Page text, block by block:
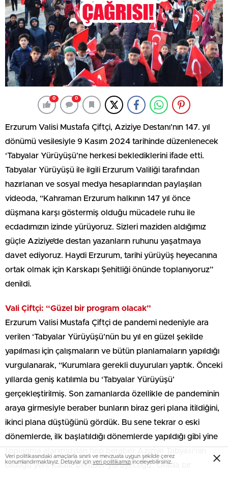
0 0
Erzurum Valisi Mustafa Çiftçi, Aziziye Destanı’nın 147. yıl
dönümü vesilesiyle 9 Kasım 2024 tarihinde düzenlenecek
‘Tabyalar Yürüyüşü’ne herkesi beklediklerini ifade etti.
Tabyalar Yürüyüşü ile ilgili Erzurum Valiliği tarafından
hazırlanan ve sosyal medya hesaplarından paylaşılan
videoda, “Kahraman Erzurum halkının 147 yıl önce
düşmana karşı göstermiş olduğu mücadele ruhu ile
ecdadımızın izinde yürüyoruz. Sizleri maziden aldığımız
güçle Aziziye’de destan yazanların ruhunu yaşatmaya
davet ediyoruz. Haydi Erzurum, tarihi yürüyüş heyecanına
ortak olmak için Karskapı Şehitliği önünde toplanıyoruz”
denildi.
Vali Çiftçi: “Güzel bir program olacak”
Erzurum Valisi Mustafa Çiftçi de pandemi nedeniyle ara
verilen ‘Tabyalar Yürüyüşü’nün bu yıl en güzel şekilde
yapılması için çalışmaların ve bütün planlamaların yapıldığı
vurgulanarak, “Kurumlara gerekli duyuruları yaptık. Önceki
yıllarda geniş katılımla bu ‘Tabyalar Yürüyüşü’
gerçekleştirilmiş. Son zamanlarda özellikle de pandeminin
araya girmesiyle beraber bunların biraz geri plana itildiğini,
ikinci plana düştüğünü gördük. Bu sene tekrar o eski
dönemlerde, ilk başlatıldığı dönemlerde yapıldığı gibi yine
olduğu yere kadar beraber yürüyeceğiz. Orada bir
Veri politikasındaki amaçlarla sınırlı ve mevzuata uygun şekilde çerez
konumlandırmaktayız. Detaylar için veri politikamızı inceleyebilirsiniz.